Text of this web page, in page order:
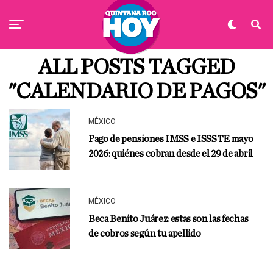
ALL POSTS TAGGED
"CALENDARIO DE PAGOS"
MÉXICO
Pago de pensiones IMSS e ISSSTE mayo
2026: quiénes cobran desde el 29 de abril
MÉXICO
Beca Benito Juárez: estas son las fechas
de cobros según tu apellido